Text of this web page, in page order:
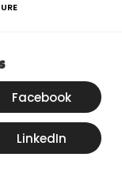
Facebook
LinkedIn